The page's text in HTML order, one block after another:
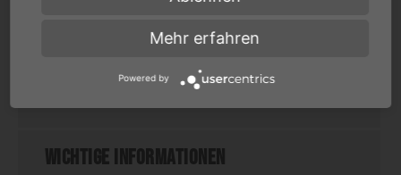
Spezifikationen
Wichtige Informationen
Mehr erfahren
Powered by